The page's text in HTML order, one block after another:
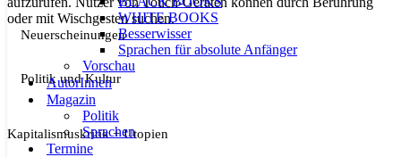
WHITE BOOKS
Besserwisser
Sprachen für absolute Anfänger
Vorschau
AutorInnen
Magazin
Politik
Sprachen
Termine
oder mit Wischgesten suchen.
Neuerscheinungen
Politik und Kultur
Kapitalismuskritik + Utopien